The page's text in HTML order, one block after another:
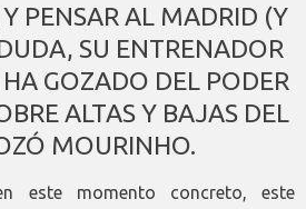
PENSAR AL MADRID (Y
SU ENTRENADOR
GOZADO DEL PODER
ALTAS Y BAJAS DEL
MOURINHO.
este momento concreto, este